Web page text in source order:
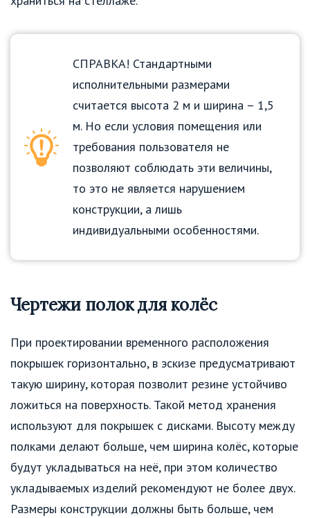
СПРАВКА! Стандартными
исполнительными размерами
считается высота 2 м и ширина – 1,5
м. Но если условия помещения или
требования пользователя не
позволяют соблюдать эти величины,
то это не является нарушением
конструкции, а лишь
индивидуальными особенностями.
Чертежи полок для колёс
При проектировании временного расположения
покрышек горизонтально, в эскизе предусматривают
такую ширину, которая позволит резине устойчиво
ложиться на поверхность. Такой метод хранения
используют для покрышек с дисками. Высоту между
полками делают больше, чем ширина колёс, которые
будут укладываться на неё, при этом количество
укладываемых изделий рекомендуют не более двух.
Размеры конструкции должны быть больше, чем